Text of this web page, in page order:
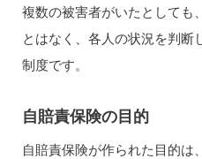
複数の被害者がいたとしても
とはなく、各人の状況を判断
制度です。
自賠責保険の目的
自賠責保険が作られた目的は、